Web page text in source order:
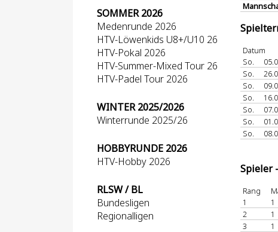
SOMMER 2026
Medenrunde 2026
HTV-Löwenkids U8+/U10 26
HTV-Pokal 2026
HTV-Summer-Mixed Tour 26
HTV-Padel Tour 2026
WINTER 2025/2026
Winterrunde 2025/26
HOBBYRUNDE 2026
HTV-Hobby 2026
RLSW / BL
Bundesligen
Regionalligen
Datum
So.
So.
So.
So.
So.
So.
So.
Spieler
Rang
1
1
2
1
3
1